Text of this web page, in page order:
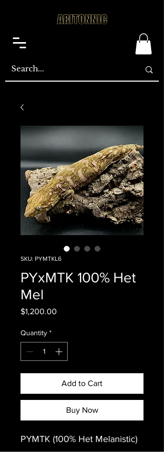
SKU: PYMTKL6
PYxMTK 100% Het
Mel
$1,200.00
Quantity *
Add to Cart
Buy Now
PYMTK (100% Het Melanistic)